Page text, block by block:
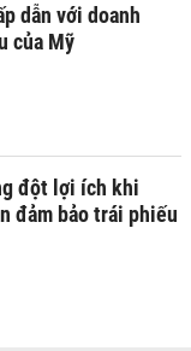
dẫn với doanh
của Mỹ
đột lợi ích khi
đảm bảo trái phiếu